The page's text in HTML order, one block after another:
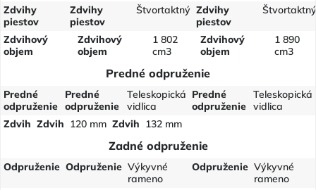
Zdvihy
piestov
Zdvihy
piestov
Štvortaktný Zdvihy
piestov
Štvortaktný
Zdvihový
objem
Zdvihový
objem
1 802
cm3
Zdvihový
objem
1 890
cm3
Predné odpruženie
Predné
odpruženie
Predné
odpruženie
Teleskopická
vidlica
Predné
odpruženie
Teleskopická
vidlica
Zdvih Zdvih 120 mm Zdvih 132 mm
Zadné odpruženie
Odpruženie Odpruženie Výkyvné
rameno
Odpruženie Výkyvné
rameno